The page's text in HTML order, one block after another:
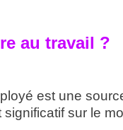
au travail ?
est une
sur le